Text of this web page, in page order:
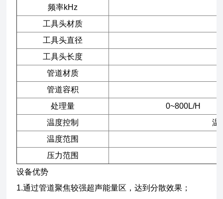
频率kHz
工具头材质
工具头直径
工具头长度
管道材质
管道容积
处理量
0~800L/H
温度控制
温
温度范围
压力范围
设备优势
1.通过管道聚焦较强超声能量区，达到分散效果；